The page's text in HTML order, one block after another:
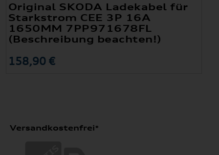
Original SKODA Ladekabel für
Starkstrom CEE 3P 16A
1650MM 7PP971678FL
(Beschreibung beachten!)
158,90 €
Versandkostenfrei*